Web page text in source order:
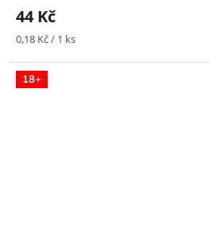
produktu
je
3,2
z
44 Kč
Měrná
0,18 Kč / 1 ks
18+